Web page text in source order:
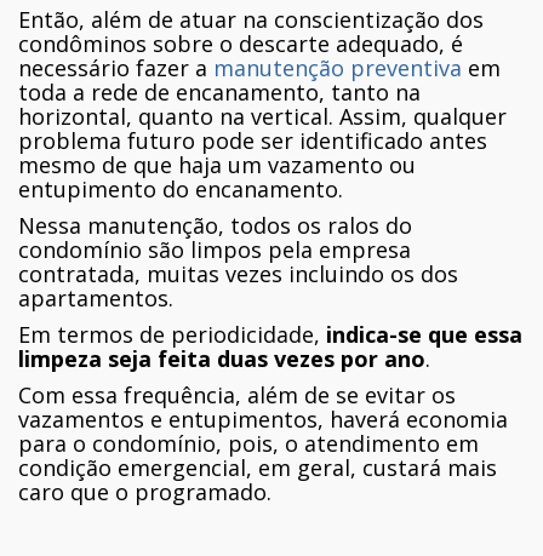
Então, além de atuar na conscientização dos
condôminos sobre o descarte adequado, é
necessário fazer a manutenção preventiva em
toda a rede de encanamento, tanto na
horizontal, quanto na vertical. Assim, qualquer
problema futuro pode ser identificado antes
mesmo de que haja um vazamento ou
entupimento do encanamento.
Nessa manutenção, todos os ralos do
condomínio são limpos pela empresa
contratada, muitas vezes incluindo os dos
apartamentos.
Em termos de periodicidade, indica-se que essa
limpeza seja feita duas vezes por ano.
Com essa frequência, além de se evitar os
vazamentos e entupimentos, haverá economia
para o condomínio, pois, o atendimento em
condição emergencial, em geral, custará mais
caro que o programado.